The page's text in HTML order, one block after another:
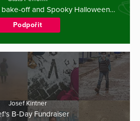
bake-off and Spooky Halloween…
Podpořit
Josef Kintner
B-Day Fundraiser